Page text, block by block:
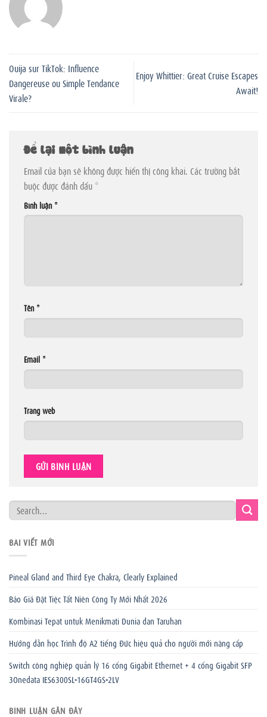
Ouija sur TikTok: Influence
Dangereuse ou Simple Tendance
Virale?
Enjoy Whittier: Great Cruise Escapes
Await!
Để lại một bình luận
Email của bạn sẽ không được hiển thị công khai. Các trường bắt
buộc được đánh dấu *
Bình luận *
Tên *
Email *
Trang web
BÀI VIẾT MỚI
Pineal Gland and Third Eye Chakra, Clearly Explained
Báo Giá Đặt Tiệc Tất Niên Công Ty Mới Nhất 2026
Kombinasi Tepat untuk Menikmati Dunia dan Taruhan
Hướng dẫn học Trình độ A2 tiếng Đức hiệu quả cho người mới nâng cấp
Switch công nghiệp quản lý 16 cổng Gigabit Ethernet + 4 cổng Gigabit SFP
3Onedata IES6300SL-16GT4GS-2LV
BÌNH LUẬN GẦN ĐÂY